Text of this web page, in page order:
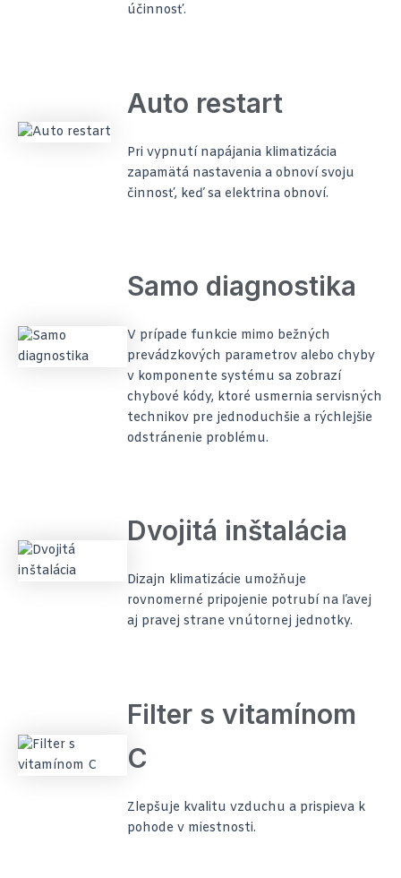
účinnosť.
Auto restart
Pri vypnutí napájania klimatizácia
zapamätá nastavenia a obnoví svoju
činnosť, keď sa elektrina obnoví.
Samo diagnostika
V prípade funkcie mimo bežných
prevádzkových parametrov alebo chyby
v komponente systému sa zobrazí
chybové kódy, ktoré usmernia servisných
technikov pre jednoduchšie a rýchlejšie
odstránenie problému.
Dvojitá inštalácia
Dizajn klimatizácie umožňuje
rovnomerné pripojenie potrubí na ľavej
aj pravej strane vnútornej jednotky.
Filter s vitamínom
C
Zlepšuje kvalitu vzduchu a prispieva k
pohode v miestnosti.